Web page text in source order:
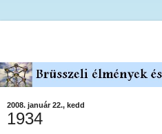
2008. január 22., kedd
1934